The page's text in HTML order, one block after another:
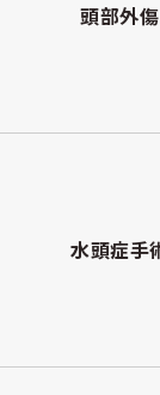
頭部外傷
水頭症手